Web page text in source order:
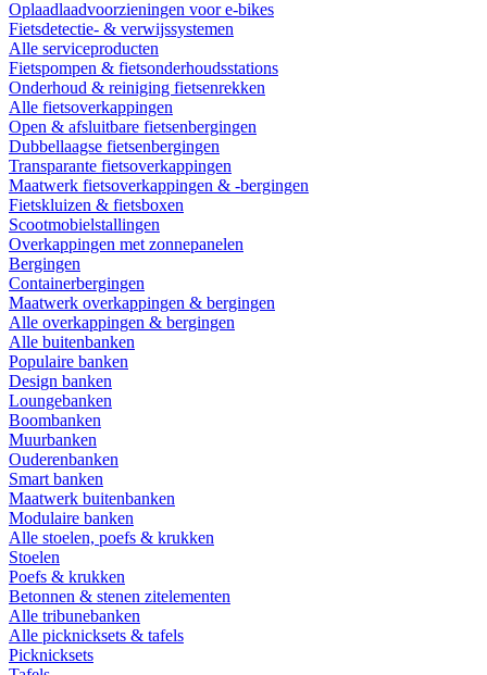
Oplaadlaadvoorzieningen voor e-bikes
Fietsdetectie- & verwijssystemen
Alle serviceproducten
Fietspompen & fietsonderhoudsstations
Onderhoud & reiniging fietsenrekken
Alle fietsoverkappingen
Open & afsluitbare fietsenbergingen
Dubbellaagse fietsenbergingen
Transparante fietsoverkappingen
Maatwerk fietsoverkappingen & -bergingen
Fietskluizen & fietsboxen
Scootmobielstallingen
Overkappingen met zonnepanelen
Bergingen
Containerbergingen
Maatwerk overkappingen & bergingen
Alle overkappingen & bergingen
Alle buitenbanken
Populaire banken
Design banken
Loungebanken
Boombanken
Muurbanken
Ouderenbanken
Smart banken
Maatwerk buitenbanken
Modulaire banken
Alle stoelen, poefs & krukken
Stoelen
Poefs & krukken
Betonnen & stenen zitelementen
Alle tribunebanken
Alle picknicksets & tafels
Picknicksets